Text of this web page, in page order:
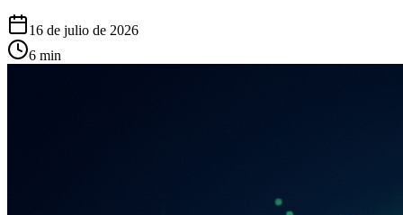
16 de julio de 2026
6 min